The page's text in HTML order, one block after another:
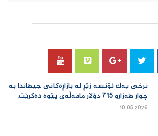
نرخی یەك ئۆنسە زێڕ لە بازاڕەكانی جیهاندا بە
چوار هەزارو 715 دۆلار مامەڵەی پێوە دەكرێت.
10.05.2026